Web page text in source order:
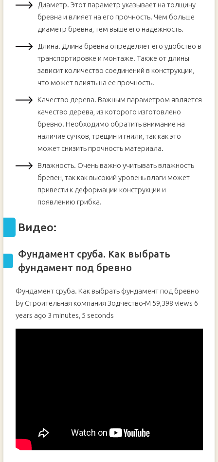
Диаметр. Этот параметр указывает на толщину
бревна и влияет на его прочность. Чем больше
диаметр бревна, тем выше его надежность.
Длина. Длина бревна определяет его удобство в
транспортировке и монтаже. Также от длины
зависит количество соединений в конструкции,
что может влиять на ее прочность.
Качество дерева. Важным параметром является
качество дерева, из которого изготовлено
бревно. Необходимо обратить внимание на
наличие сучков, трещин и гнили, так как это
может снизить прочность материала.
Влажность. Очень важно учитывать влажность
бревен, так как высокий уровень влаги может
привести к деформации конструкции и
появлению грибка.
Видео:
Фундамент сруба. Как выбрать
фундамент под бревно
Фундамент сруба. Как выбрать фундамент под бревно
by Строительная компания Зодчество-М 59,398 views 6
years ago 3 minutes, 5 seconds